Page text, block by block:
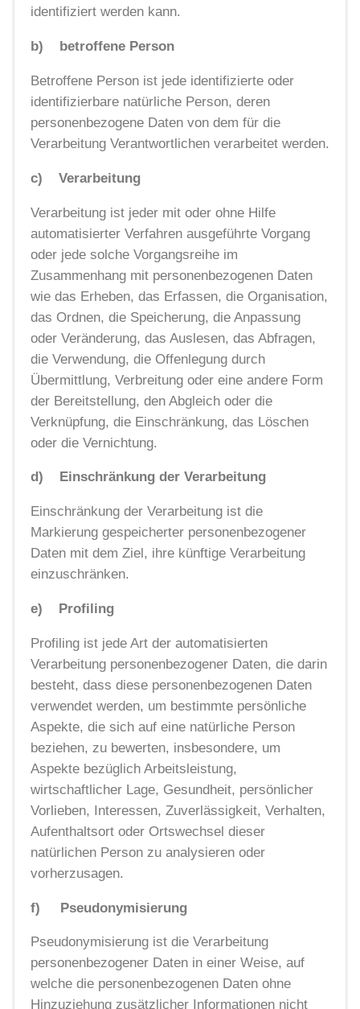
identifiziert werden kann.
b) betroffene Person
Betroffene Person ist jede identifizierte oder
identifizierbare natürliche Person, deren
personenbezogene Daten von dem für die
Verarbeitung Verantwortlichen verarbeitet werden.
c) Verarbeitung
Verarbeitung ist jeder mit oder ohne Hilfe
automatisierter Verfahren ausgeführte Vorgang
oder jede solche Vorgangsreihe im
Zusammenhang mit personenbezogenen Daten
wie das Erheben, das Erfassen, die Organisation,
das Ordnen, die Speicherung, die Anpassung
oder Veränderung, das Auslesen, das Abfragen,
die Verwendung, die Offenlegung durch
Übermittlung, Verbreitung oder eine andere Form
der Bereitstellung, den Abgleich oder die
Verknüpfung, die Einschränkung, das Löschen
oder die Vernichtung.
d) Einschränkung der Verarbeitung
Einschränkung der Verarbeitung ist die
Markierung gespeicherter personenbezogener
Daten mit dem Ziel, ihre künftige Verarbeitung
einzuschränken.
e) Profiling
Profiling ist jede Art der automatisierten
Verarbeitung personenbezogener Daten, die darin
besteht, dass diese personenbezogenen Daten
verwendet werden, um bestimmte persönliche
Aspekte, die sich auf eine natürliche Person
beziehen, zu bewerten, insbesondere, um
Aspekte bezüglich Arbeitsleistung,
wirtschaftlicher Lage, Gesundheit, persönlicher
Vorlieben, Interessen, Zuverlässigkeit, Verhalten,
Aufenthaltsort oder Ortswechsel dieser
natürlichen Person zu analysieren oder
vorherzusagen.
f) Pseudonymisierung
Pseudonymisierung ist die Verarbeitung
personenbezogener Daten in einer Weise, auf
welche die personenbezogenen Daten ohne
Hinzuziehung zusätzlicher Informationen nicht